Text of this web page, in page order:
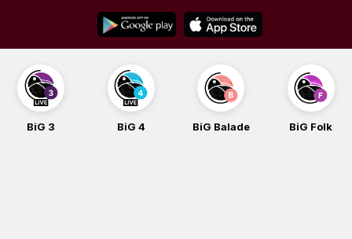
content
BiG 3 BiG 4 BiG Balade BiG Folk